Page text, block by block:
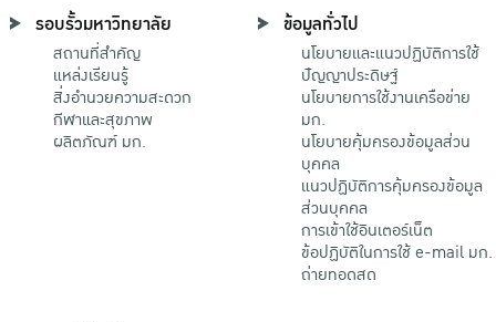
รอบรั้วมหาวิทยาลัย
สถานที่สำคัญ
แหล่งเรียนรู้
สิ่งอำนวยความสะดวก
กีฬาและสุขภาพ
ผลิตภัณฑ์ มก.
ข้อมูลทั่วไป
นโยบายและแนวปฏิบัติการใช้
ปัญญาประดิษฐ์
นโยบายการใช้งานเครือข่าย
มก.
นโยบายคุ้มครองข้อมูลส่วน
บุคคล
แนวปฏิบัติการคุ้มครองข้อมูล
ส่วนบุคคล
การเข้าใช้อินเตอร์เน็ต
ข้อปฏิบัติในการใช้ e-mail มก.
ถ่ายทอดสด